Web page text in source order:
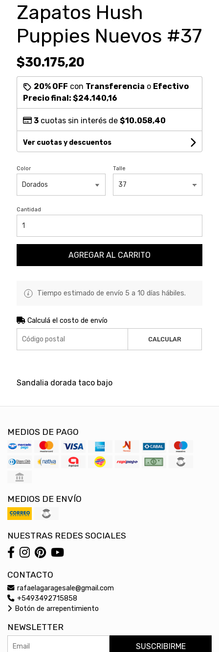
Zapatos Hush
Puppies Nuevos #37
$30.175,20
20% OFF con Transferencia o Efectivo
Precio final: $24.140,16
3cuotas sin interés de $10.058,40
Ver cuotas y descuentos
Color Talle
Cantidad
AGREGAR AL CARRITO
Tiempo estimado de envío 5 a 10 días hábiles.
Calculá el costo de envío
CALCULAR
Sandalia dorada taco bajo
MEDIOS DE PAGO
MEDIOS DE ENVÍO
NUESTRAS REDES SOCIALES
CONTACTO
rafaelagaragesale@gmail.com
+5493492715858
Botón de arrepentimiento
NEWSLETTER
SUSCRIBIRME